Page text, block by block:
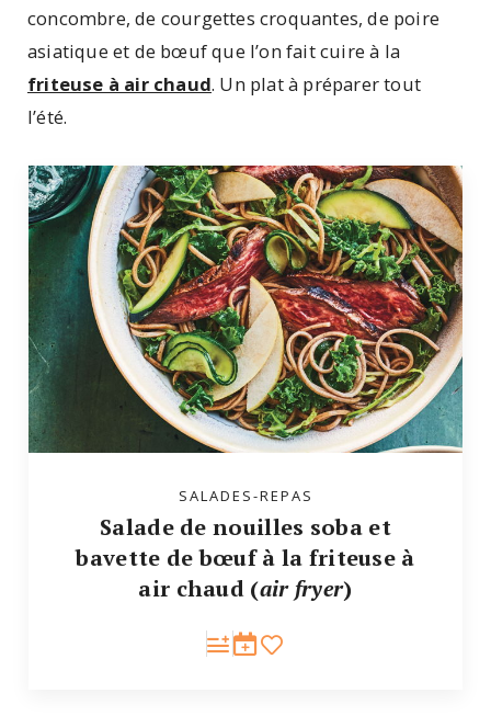
concombre, de courgettes croquantes, de poire
asiatique et de bœuf que l’on fait cuire à la
friteuse à air chaud. Un plat à préparer tout
l’été.
SALADES-REPAS
Salade de nouilles soba et
bavette de bœuf à la friteuse à
air chaud (air fryer)